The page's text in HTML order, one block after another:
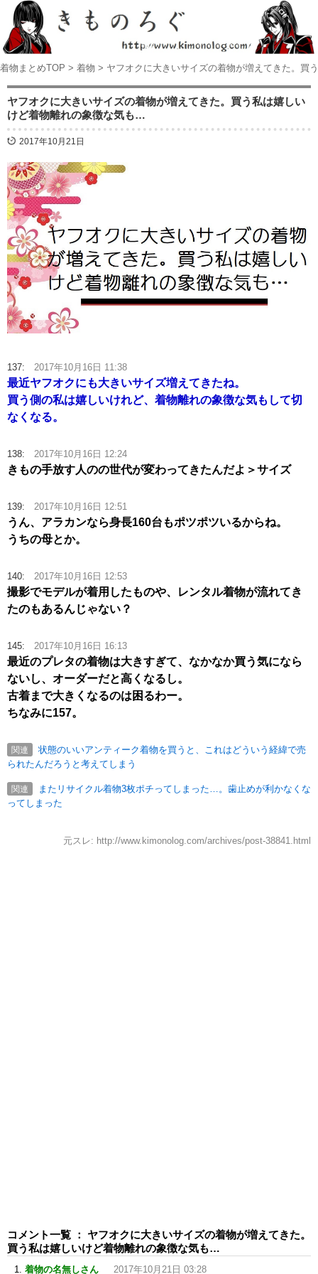
着物まとめTOP > 着物 > ヤフオクに大きいサイズの着物が増えてきた。買
ヤフオクに大きいサイズの着物が増えてきた。買う私は嬉しい
けど着物離れの象徴な気も…
2017年10月21日
137: 2017年10月16日 11:38
最近ヤフオクにも大きいサイズ増えてきたね。
買う側の私は嬉しいけれど、着物離れの象徴な気もして切
なくなる。
138: 2017年10月16日 12:24
きもの手放す人のの世代が変わってきたんだよ＞サイズ
139: 2017年10月16日 12:51
うん、アラカンなら身長160台もポツポツいるからね。
うちの母とか。
140: 2017年10月16日 12:53
撮影でモデルが着用したものや、レンタル着物が流れてき
たのもあるんじゃない？
145: 2017年10月16日 16:13
最近のプレタの着物は大きすぎて、なかなか買う気になら
ないし、オーダーだと高くなるし。
古着まで大きくなるのは困るわー。
ちなみに157。
関連
状態のいいアンティーク着物を買うと、これはどういう経緯で売
られたんだろうと考えてしまう
関連
またリサイクル着物3枚ポチってしまった…。歯止めが利かなくな
ってしまった
元スレ: http://www.kimonolog.com/archives/post-38841.html
コメント一覧 ： ヤフオクに大きいサイズの着物が増えてきた。
買う私は嬉しいけど着物離れの象徴な気も…
着物の名無しさん 2017年10月21日 03:28